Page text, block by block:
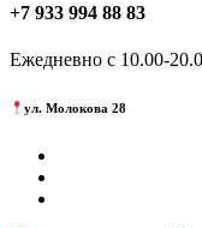
+7 933 994 88 83
Ежедневно с 10.00-
ул. Молокова 28